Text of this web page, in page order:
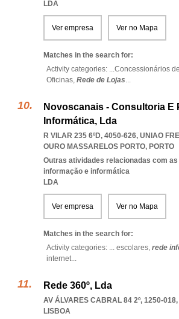
LDA
Ver empresa Ver no Mapa
Matches in the search for:
Activity categories: ...Concessionários
Oficinas, Rede de Lojas...
Novoscanais - Consultoria E
Informática, Lda
R VILAR 235 6ºD, 4050-626, UNIAO
OURO MASSARELOS PORTO, PORTO
Outras atividades relacionadas com
informação e informática
LDA
Ver empresa Ver no Mapa
Matches in the search for:
Activity categories: ... escolares, rede
internet...
Rede 360º, Lda
AV ÁLVARES CABRAL 84 2º, 1250-018,
LISBOA